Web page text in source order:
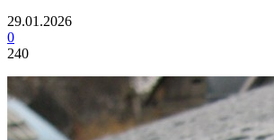
29.01.2026
0
240